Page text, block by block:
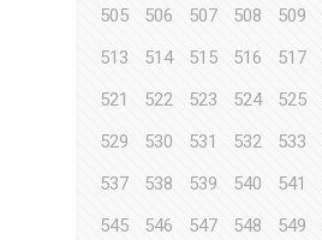
505
506 507 508 509
513
514 515 516 517
521
522 523 524 525
529
530 531 532 533
537
538 539 540 541
545
546 547 548 549